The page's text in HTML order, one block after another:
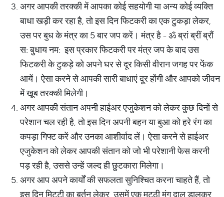
अगर आपकी तरक्की में आपका कोई सहयोगी या अन्य कोई व्यक्ति
बाधा खड़ी कर रहा है, तो इस दिन फिटकरी का एक टुकड़ा लेकर,
उस पर बुध के मंत्र का 5 बार जप करें। मंत्र है - ॐ ब्रां ब्रीं ब्रौं
स: बुधाय नम: इस प्रकार फिटकरी पर मंत्र जप के बाद उस
फिटकरी के टुकड़े को अपने घर से दूर किसी वीरान जगह पर फेंक
आयें। ऐसा करने से आपकी सारी बाधाएं दूर होंगी और आपको जीवन
में खूब तरक्की मिलेगी।
अगर आपकी संतान अपनी हाईअर एजुकेशन को लेकर कुछ दिनों से
परेशान चल रही है, तो इस दिन अपनी बहन या बुआ को हरे रंग का
कपड़ा गिफ्ट करें और उनका आशीर्वाद लें। ऐसा करने से हाईअर
एजुकेशन को लेकर आपकी संतान को जो भी परेशानी फेस करनी
पड़ रही है, उससे उन्हें जल्द ही छुटकारा मिलेगा।
अगर आप अपने कार्यों की सफलता सुनिश्चित करना चाहते हैं, तो
इस दिन मिट्टी का बर्तन लेकर, उसमें एक मुट्ठी मूंग दाल डालकर